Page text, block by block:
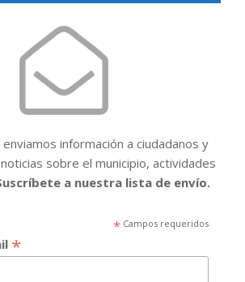
enviamos información a ciudadanos y
sobre el municipio, actividades
a nuestra lista de envío.
*Campos requeridos
*